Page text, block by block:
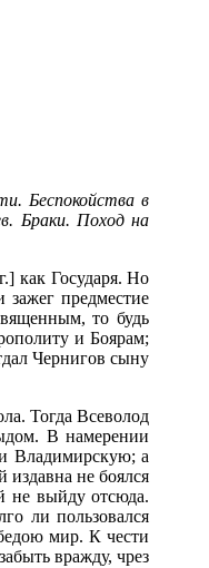
Беспокойства в
Браки. Поход на
как Государя. Но
предместие
то будь
и Боярам;
Чернигов сыну
Тогда Всеволод
В намерении
и Владимирскую; а
не боялся
не выйду отсюда.
ли пользовался
мир. К чести
вражду, чрез